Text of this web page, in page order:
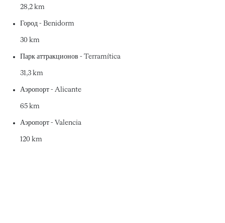
28,2 km
Город - Benidorm
30 km
Парк аттракционов - Terramítica
31,3 km
Аэропорт - Alicante
65 km
Аэропорт - Valencia
120 km